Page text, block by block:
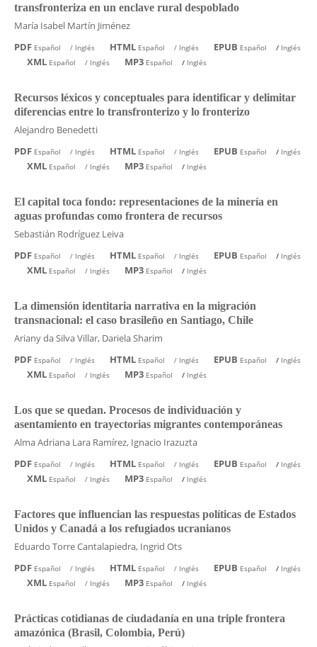
transfronteriza en un enclave rural despoblado
María Isabel Martín Jiménez
PDF Español / Inglés HTML Español / Inglés EPUB Español / Inglés
XML Español / Inglés MP3 Español / Inglés
Recursos léxicos y conceptuales para identificar y delimitar
diferencias entre lo transfronterizo y lo fronterizo
Alejandro Benedetti
PDF Español / Inglés HTML Español / Inglés EPUB Español / Inglés
XML Español / Inglés MP3 Español / Inglés
El capital toca fondo: representaciones de la minería en
aguas profundas como frontera de recursos
Sebastián Rodríguez Leiva
PDF Español / Inglés HTML Español / Inglés EPUB Español / Inglés
XML Español / Inglés MP3 Español / Inglés
La dimensión identitaria narrativa en la migración
transnacional: el caso brasileño en Santiago, Chile
Ariany da Silva Villar, Dariela Sharim
PDF Español / Inglés HTML Español / Inglés EPUB Español / Inglés
XML Español / Inglés MP3 Español / Inglés
Los que se quedan. Procesos de individuación y
asentamiento en trayectorias migrantes contemporáneas
Alma Adriana Lara Ramírez, Ignacio Irazuzta
PDF Español / Inglés HTML Español / Inglés EPUB Español / Inglés
XML Español / Inglés MP3 Español / Inglés
Factores que influencian las respuestas políticas de Estados
Unidos y Canadá a los refugiados ucranianos
Eduardo Torre Cantalapiedra, Ingrid Ots
PDF Español / Inglés HTML Español / Inglés EPUB Español / Inglés
XML Español / Inglés MP3 Español / Inglés
Prácticas cotidianas de ciudadanía en una triple frontera
amazónica (Brasil, Colombia, Perú)